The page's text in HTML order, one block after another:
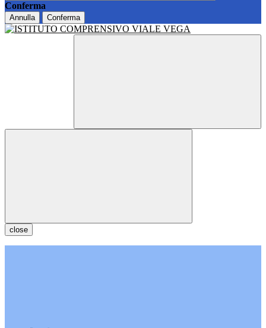
Conferma
Annulla Conferma
close